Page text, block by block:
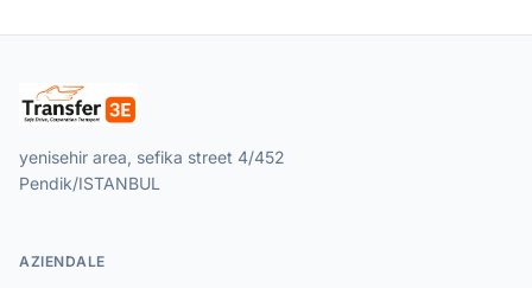
yenisehir area, sefika street 4/452
Pendik/ISTANBUL
AZIENDALE